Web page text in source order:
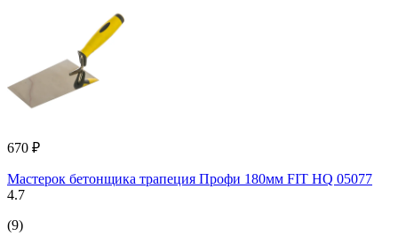
670 ₽
Мастерок бетонщика трапеция Профи 180мм FIT HQ 05077
4.7
(9)